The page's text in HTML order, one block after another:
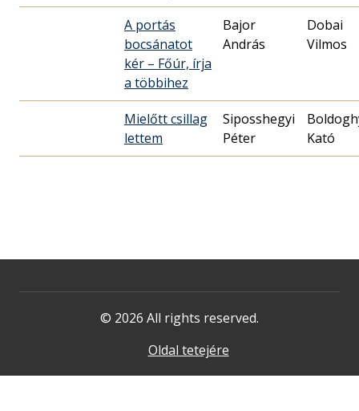
A portás
bocsánatot
kér – Főúr, írja
a többihez
Bajor
András
Dobai
Vilmos
Mielőtt csillag
lettem
Siposshegyi
Péter
Kató
© 2026 All rights reserved.
Oldal tetejére